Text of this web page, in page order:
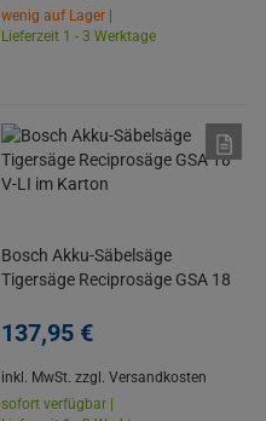
wenig auf Lager |
Lieferzeit 1 - 3 Werktage
Bosch Akku-Säbelsäge
Tigersäge Reciprosäge GSA 18
137,95 €
inkl. MwSt. zzgl. Versandkosten
sofort verfügbar |